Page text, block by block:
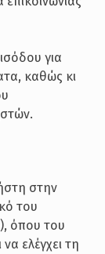
για
καθώς κι
στην
του
όπου του
ελέγχει τη